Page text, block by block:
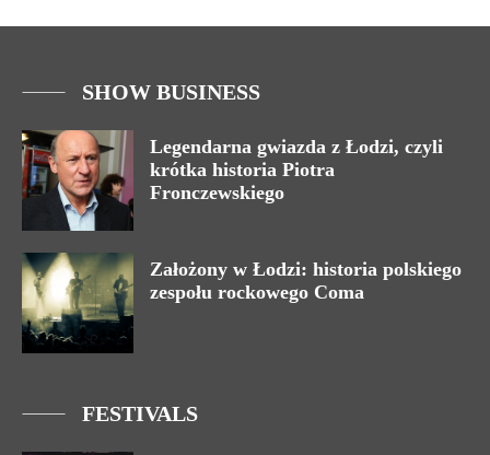
SHOW BUSINESS
Legendarna gwiazda z Łodzi, czyli
krótka historia Piotra
Fronczewskiego
Założony w Łodzi: historia polskiego
zespołu rockowego Coma
FESTIVALS